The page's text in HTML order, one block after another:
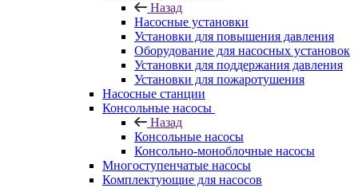
Назад
Насосные установки
Установки для повышения давления
Оборудование для насосных установок
Установки для поддержания давления
Установки для пожаротушения
Насосные станции
Консольные насосы
Назад
Консольные насосы
Консольно-моноблочные насосы
Многоступенчатые насосы
Комплектующие для насосов